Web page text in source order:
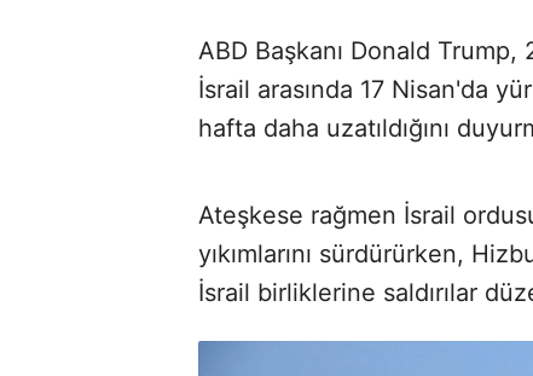
ABD Başkanı Donald Trump,
İsrail arasında 17 Nisan'da
hafta daha uzatıldığını
Ateşkese rağmen İsrail
yıkımlarını sürdürürken,
İsrail birliklerine saldırılar